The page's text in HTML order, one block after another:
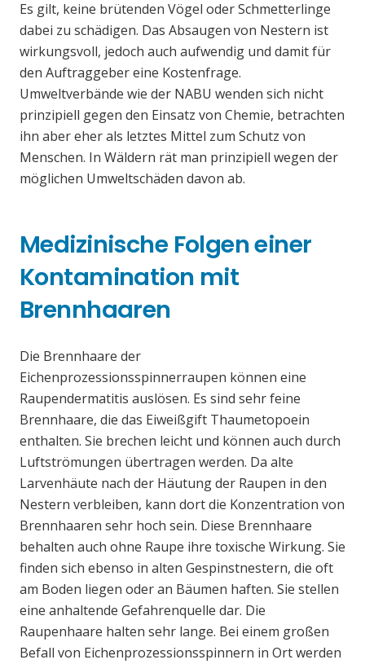
Es gilt, keine brütenden Vögel oder Schmetterlinge
dabei zu schädigen. Das Absaugen von Nestern ist
wirkungsvoll, jedoch auch aufwendig und damit für
den Auftraggeber eine Kostenfrage.
Umweltverbände wie der NABU wenden sich nicht
prinzipiell gegen den Einsatz von Chemie, betrachten
ihn aber eher als letztes Mittel zum Schutz von
Menschen. In Wäldern rät man prinzipiell wegen der
möglichen Umweltschäden davon ab.
Medizinische Folgen einer
Kontamination mit
Brennhaaren
Die Brennhaare der
Eichenprozessionsspinnerraupen können eine
Raupendermatitis auslösen. Es sind sehr feine
Brennhaare, die das Eiweißgift Thaumetopoein
enthalten. Sie brechen leicht und können auch durch
Luftströmungen übertragen werden. Da alte
Larvenhäute nach der Häutung der Raupen in den
Nestern verbleiben, kann dort die Konzentration von
Brennhaaren sehr hoch sein. Diese Brennhaare
behalten auch ohne Raupe ihre toxische Wirkung. Sie
finden sich ebenso in alten Gespinstnestern, die oft
am Boden liegen oder an Bäumen haften. Sie stellen
eine anhaltende Gefahrenquelle dar. Die
Raupenhaare halten sehr lange. Bei einem großen
Befall von Eichenprozessionsspinnern in Ort werden